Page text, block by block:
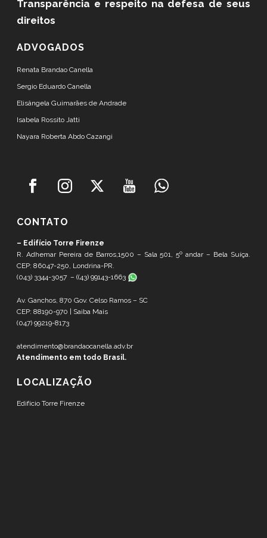
Transparência e respeito na defesa de seus
direitos
ADVOGADOS
Renata Brandao Canella
Sergio Eduardo Canella
Elisângela Guimarães de Andrade
Isabela Rossito Jatti
Nayara Roberta Abdo Cazangi
CONTATO
– Edifício Torre Firenze
R. Adhemar Pereira de Barros,1500 – Sala 501, 5º andar – Bela Suíça.
CEP: 86047-250, Londrina-PR.
(043) 3344-3057 – ((43) 99143-1663
Av. Ganchos, 870 Gov. Celso Ramos – SC
CEP: 88190-970 | Saiba Mais
(047) 99219-8173
atendimento@brandaocanella.adv.br
Atendimento em todo Brasil.
LOCALIZAÇÃO
Edifício Torre Firenze